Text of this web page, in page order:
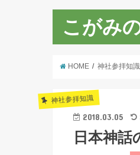
こがみ
HOME 神社参拝知識
神社参拝知識
2018.03.05
日本神話